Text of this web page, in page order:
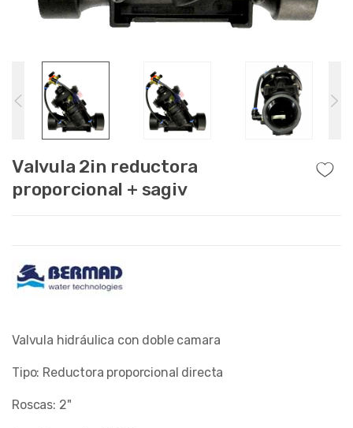
Valvula 2in reductora
proporcional + sagiv
Valvula hidráulica con doble camara
Tipo: Reductora proporcional directa
Roscas: 2"